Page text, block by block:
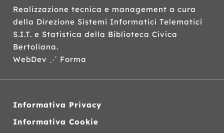
Realizzazione tecnica e management a cura
della Direzione Sistemi Informatici Telematici
S.I.T. e Statistica della Biblioteca Civica
Bertoliana.
WebDev ⋰ Forma
Informativa Privacy
Informativa Cookie